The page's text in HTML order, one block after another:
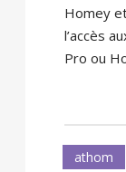
Homey
l’accès
Pro ou
athom